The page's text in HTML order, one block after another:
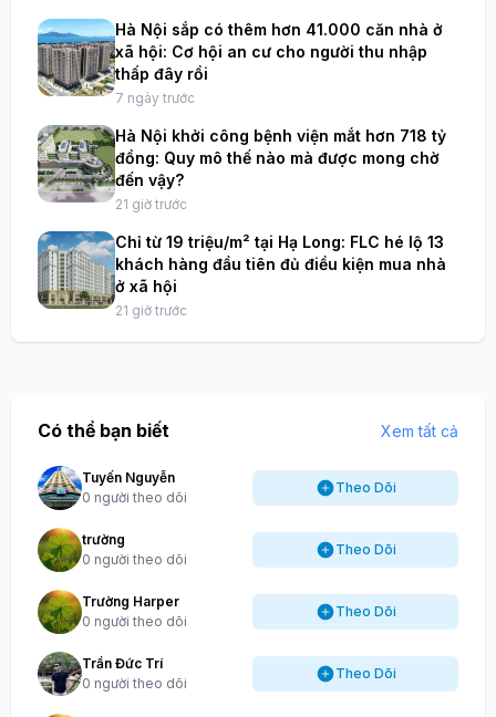
Hà Nội sắp có thêm hơn 41.000 căn nhà ở
xã hội: Cơ hội an cư cho người thu nhập
thấp đây rồi
7 ngày trước
Hà Nội khởi công bệnh viện mắt hơn 718 tỷ
đồng: Quy mô thế nào mà được mong chờ
đến vậy?
21 giờ trước
Chỉ từ 19 triệu/m² tại Hạ Long: FLC hé lộ 13
khách hàng đầu tiên đủ điều kiện mua nhà
ở xã hội
21 giờ trước
Có thể bạn biết Xem tất cả
Tuyến Nguyễn
0 người theo dõi
Theo Dõi
trường
0 người theo dõi
Theo Dõi
Trường Harper
0 người theo dõi
Theo Dõi
Trần Đức Trí
0 người theo dõi
Theo Dõi